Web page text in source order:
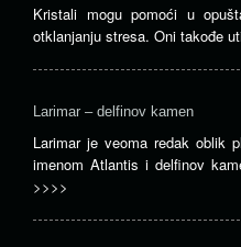
Kristali mogu pomoći u
otklanjanju stresa. Oni takođe
Larimar – delfinov kamen
Larimar je veoma redak oblik
imenom Atlantis i delfinov
>>>>